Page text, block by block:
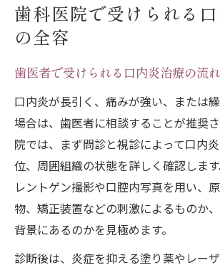
歯科医院で受けられる
の全容
歯医者で受けられる口内炎治療の流
口内炎が長引く、痛みが強い、または
場合は、歯医者に相談することが推奨
院では、まず問診と視診によって口内
位、周囲組織の状態を詳しく確認しま
レントゲン撮影や口腔内写真を用い、
物、矯正装置などの刺激によるものか
背景にあるのかを見極めます。
診断後は、炎症を抑える塗り薬やレー